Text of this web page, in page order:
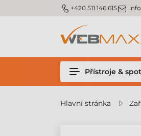
m_phone +420 511 146 615m_email
Přístroje &
Hlavní stránka